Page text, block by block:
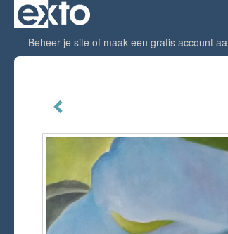
Beheer je site of maak een gratis account